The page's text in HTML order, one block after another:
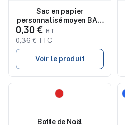
Sac en papier
personnalisé moyen BAO
MEDIUM
0,30 €
0,36 € TTC
Voir le produit
Botte de Noël